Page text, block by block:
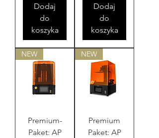
Dodaj
do
koszyka
Dodaj
do
koszyka
NEW
Premium-
Paket: AP
NEW
Premium
Paket: AP